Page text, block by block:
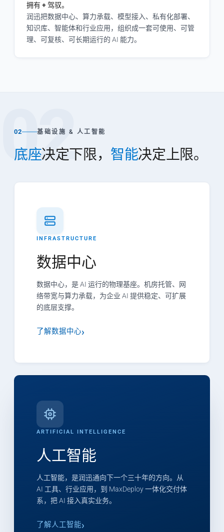
拥有 + 驾驭。
润迅把数据中心、算力承载、模型接入、私有化部署、
知识库、智能体和行业应用，组织成一套可使用、可管
理、可复核、可长期运行的 AI 能力。
02
02 基础设施 & 人工智能
底座决定下限， 智能决定上限。
INFRASTRUCTURE
数据中心
数据中心，是 AI 运行的物理基座。机房托管、网
络带宽与算力承载，为企业 AI 提供稳定、可扩展
的底层支撑。
了解数据中心
ARTIFICIAL INTELLIGENCE
人工智能
人工智能，是润迅通向下一个三十年的方向。从
AI 工具、行业应用，到 MaxDeploy 一体化交付体
系，把 AI 接入真实业务。
了解人工智能